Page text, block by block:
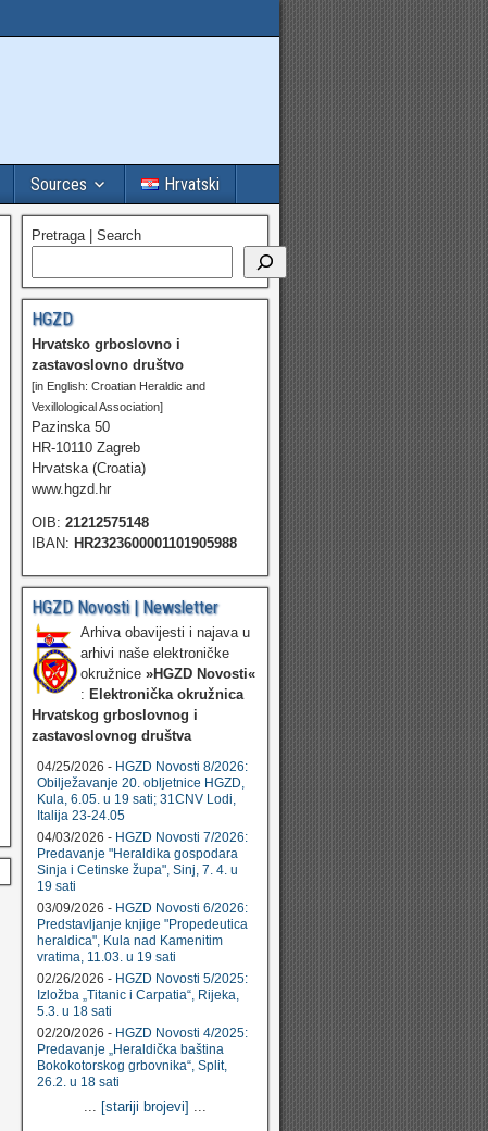
Sources Hrvatski
Pretraga | Search
HGZD
Hrvatsko grboslovno i
zastavoslovno društvo
[in English: Croatian Heraldic and
Vexillological Association]
Pazinska 50
HR-10110 Zagreb
Hrvatska (Croatia)
www.hgzd.hr
OIB: 21212575148
IBAN: HR2323600001101905988
HGZD Novosti | Newsletter
Arhiva obavijesti i najava u
arhivi naše elektroničke
okružnice »HGZD Novosti«
: Elektronička okružnica
Hrvatskog grboslovnog i
zastavoslovnog društva
04/25/2026 - HGZD Novosti 8/2026:
Obilježavanje 20. obljetnice HGZD,
Kula, 6.05. u 19 sati; 31CNV Lodi,
Italija 23-24.05
04/03/2026 - HGZD Novosti 7/2026:
Predavanje "Heraldika gospodara
Sinja i Cetinske župa", Sinj, 7. 4. u
19 sati
03/09/2026 - HGZD Novosti 6/2026:
Predstavljanje knjige "Propedeutica
heraldica", Kula nad Kamenitim
vratima, 11.03. u 19 sati
02/26/2026 - HGZD Novosti 5/2025:
Izložba „Titanic i Carpatia“, Rijeka,
5.3. u 18 sati
02/20/2026 - HGZD Novosti 4/2025:
Predavanje „Heraldička baština
Bokokotorskog grbovnika“, Split,
26.2. u 18 sati
... [stariji brojevi] ...